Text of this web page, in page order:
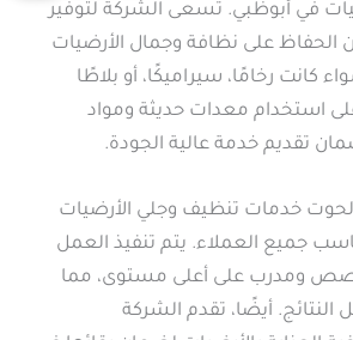
في أبوظبي. تسعى الشركة لتوفير
على نظافة وجمال الأرضيات
كانت رخامًا، سيراميكًا، أو بلاطًا
استخدام معدات حديثة ومواد
تقديم خدمة عالية الجودة.
خدمات تنظيف وجلي الأرضيات
جميع العملاء. يتم تنفيذ العمل
ومدرب على أعلى مستوى، مما
أيضًا، تقدم الشركة